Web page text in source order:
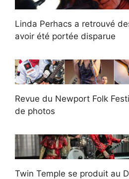
Linda Perhacs a retrouvé
avoir été portée disparue
Revue du Newport Folk
de photos
Twin Temple se produit au